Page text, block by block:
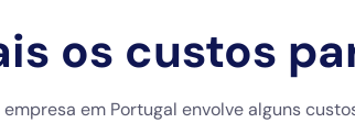
os custos
em Portugal envolve alguns